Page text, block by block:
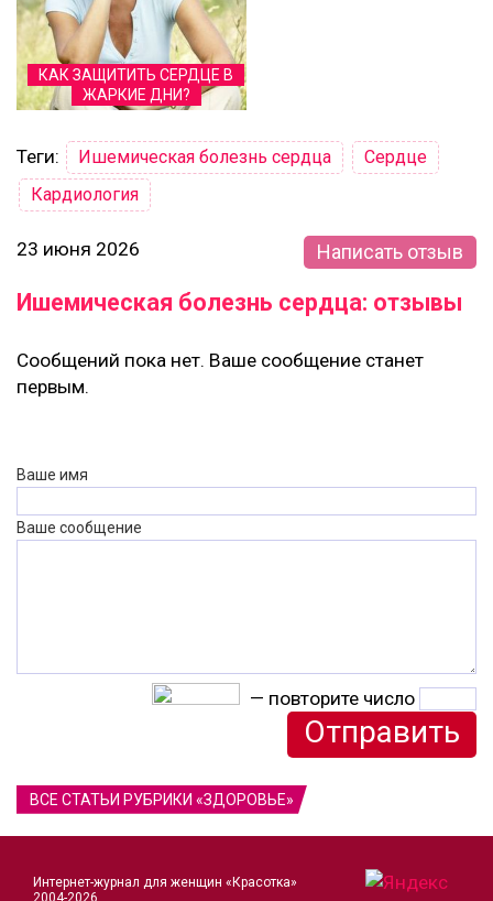
КАК ЗАЩИТИТЬ СЕРДЦЕ В
ЖАРКИЕ ДНИ?
Теги: Ишемическая болезнь сердца
Сердце
Кардиология
23 июня 2026 Написать отзыв
Ишемическая болезнь сердца: отзывы
Сообщений пока нет. Ваше сообщение станет
первым.
Ваше имя
Ваше сообщение
— повторите число
ВСЕ СТАТЬИ РУБРИКИ «ЗДОРОВЬЕ»
Интернет-журнал для женщин «Красотка»
2004-2026